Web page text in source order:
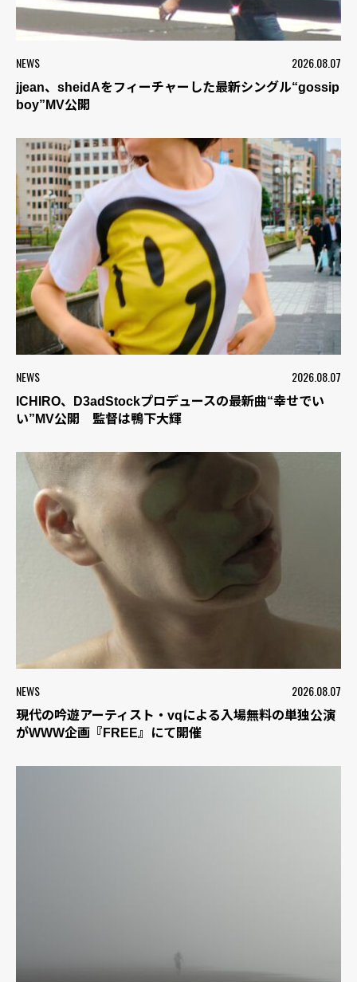
NEWS 2026.08.07
jjean、sheidAをフィーチャーした最新シングル“gossip
boy”MV公開
NEWS 2026.08.07
ICHIRO、D3adStockプロデュースの最新曲“幸せでい
い”MV公開 監督は鴨下大輝
NEWS 2026.08.07
現代の吟遊アーティスト・vqによる入場無料の単独公演
がWWW企画『FREE』にて開催